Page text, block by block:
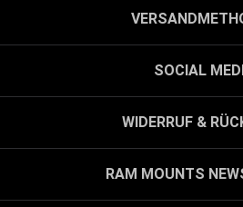
SOCIAL
WIDERRUF &
RAM MOUNTS